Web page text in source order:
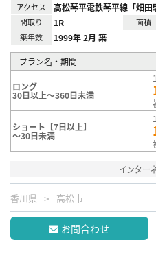
アクセス 高松琴平電鉄琴平線「畑田
間取り 1R 面積
築年数 1999年 2月 築
プラン名・期間
ロング
30日以上～360日未満
ショート【7日以上】
～30日未満
インター
香川県 高松市
お問合わせ